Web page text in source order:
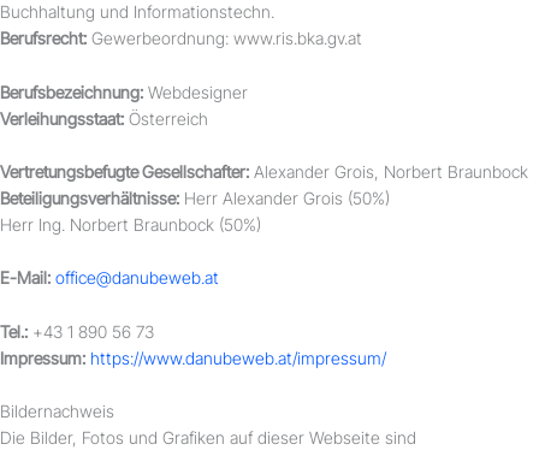
Buchhaltung und Informationstechn.
Berufsrecht: Gewerbeordnung: www.ris.bka.gv.at
Berufsbezeichnung: Webdesigner
Verleihungsstaat: Österreich
Vertretungsbefugte Gesellschafter: Alexander Grois, Norbert Braunbock
Beteiligungsverhältnisse: Herr Alexander Grois (50%)
Herr Ing. Norbert Braunbock (50%)
E-Mail: office@danubeweb.at
Tel.: +43 1 890 56 73
Impressum: https://www.danubeweb.at/impressum/
Bildernachweis
Die Bilder, Fotos und Grafiken auf dieser Webseite sind